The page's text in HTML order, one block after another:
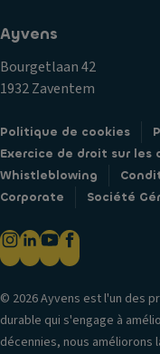
Ayvens
Bourgetlaan 42
1932 Zaventem
Politique de cookies
Exercice de droit sur les
Whistleblowing
Corporate
Société
© 2026 Ayvens est l'un des
durable qui s'engage à
décennies, nous